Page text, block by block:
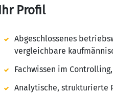
Ihr Profil
Abgeschlossenes
vergleichbare
Fachwissen im
Analytische, strukturierte